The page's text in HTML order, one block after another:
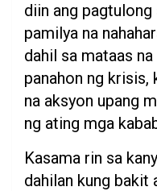
diin ang
pamilya na
dahil sa mataas
panahon ng krisis,
na aksyon upang
ng ating mga
Kasama rin sa
dahilan kung bakit